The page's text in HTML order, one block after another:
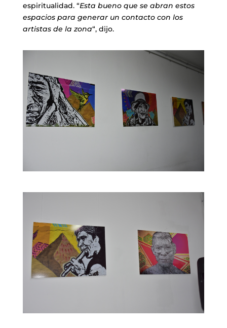
espiritualidad. “Esta bueno que se abran estos
espacios para generar un contacto con los
artistas de la zona“, dijo.